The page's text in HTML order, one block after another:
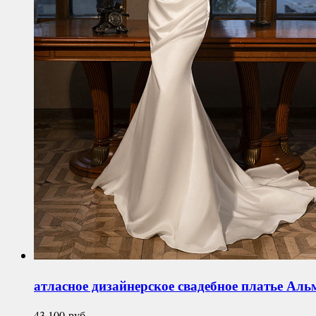
атласное дизайнерское свадебное платье